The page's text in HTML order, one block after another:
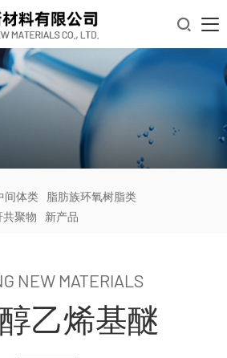

间体类
脂肪族环氧树脂类
聚物
新产品
NEW MATERIALS
乙烯基醚